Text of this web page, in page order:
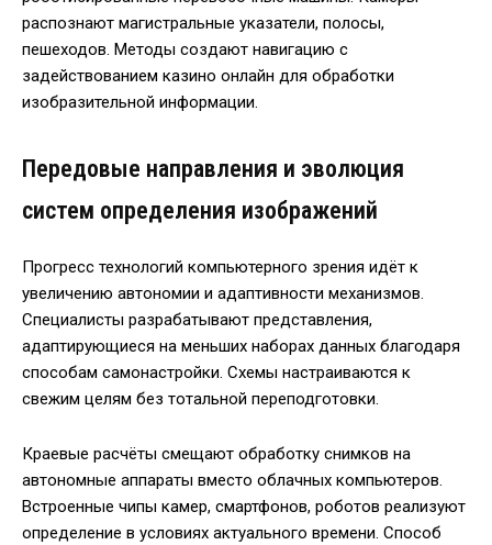
распознают магистральные указатели, полосы,
пешеходов. Методы создают навигацию с
задействованием казино онлайн для обработки
изобразительной информации.
Передовые направления и эволюция
систем определения изображений
Прогресс технологий компьютерного зрения идёт к
увеличению автономии и адаптивности механизмов.
Специалисты разрабатывают представления,
адаптирующиеся на меньших наборах данных благодаря
способам самонастройки. Схемы настраиваются к
свежим целям без тотальной переподготовки.
Краевые расчёты смещают обработку снимков на
автономные аппараты вместо облачных компьютеров.
Встроенные чипы камер, смартфонов, роботов реализуют
определение в условиях актуального времени. Способ